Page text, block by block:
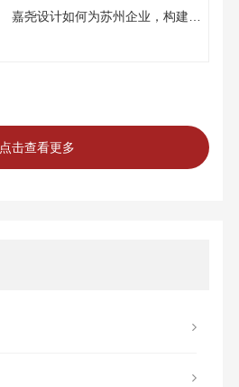
嘉尧设计如何为苏州企业，构建
点击查看更多